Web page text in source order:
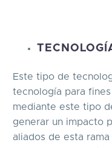
Este tipo de
tecnología para
mediante este tipo
generar un impacto
aliados de esta